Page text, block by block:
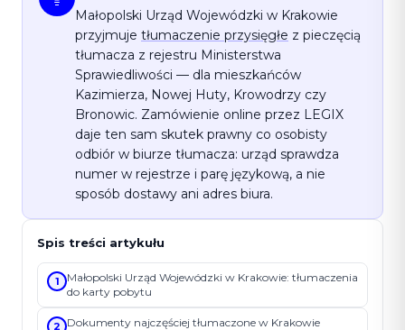
Małopolski Urząd Wojewódzki w Krakowie
przyjmuje tłumaczenie przysięgłe z pieczęcią
tłumacza z rejestru Ministerstwa
Sprawiedliwości — dla mieszkańców
Kazimierza, Nowej Huty, Krowodrzy czy
Bronowic. Zamówienie online przez LEGIX
daje ten sam skutek prawny co osobisty
odbiór w biurze tłumacza: urząd sprawdza
numer w rejestrze i parę językową, a nie
sposób dostawy ani adres biura.
Spis treści artykułu
1
Małopolski Urząd Wojewódzki w Krakowie: tłumaczenia
do karty pobytu
2 Dokumenty najczęściej tłumaczone w Krakowie